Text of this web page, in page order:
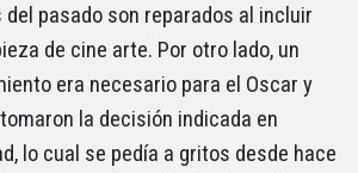
del pasado son reparados al incluir
de cine arte. Por otro lado, un
era necesario para el Oscar y
la decisión indicada en
lo cual se pedía a gritos desde hace